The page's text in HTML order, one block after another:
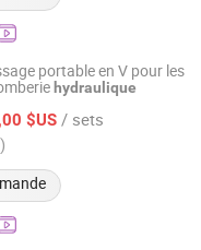
portable en V pour les
hydraulique
$US / sets
2025